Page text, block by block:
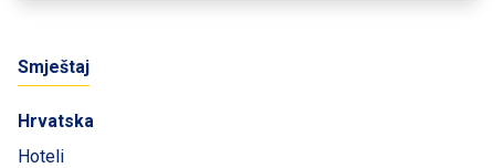
Smještaj
Hrvatska
Hoteli